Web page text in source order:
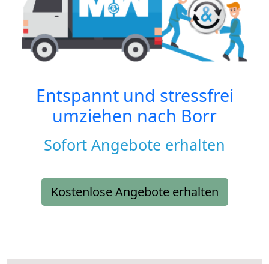
Entspannt und stressfrei
umziehen nach Borr
Sofort Angebote erhalten
Kostenlose Angebote erhalten